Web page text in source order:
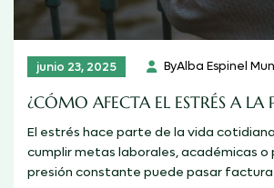
junio 23, 2025 ByAlba Espinel
¿CÓMO AFECTA EL ESTRÉS A LA
El estrés hace parte de la vida
cumplir metas laborales, académicas o
presión constante puede pasar factura